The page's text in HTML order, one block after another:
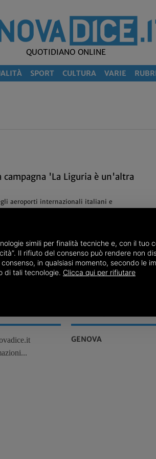
QUOTIDIANO ONLINE
SPORT CULTURA VARIE
campagna 'La Liguria è un'altra
aeroporti internazionali italiani e
Genova, Attualità
GENOVA
simili per finalità tecniche e, con il tuo
Il rifiuto del consenso può rendere non
in qualsiasi momento, secondo le
di tali tecnologie. Clicca qui per rifiutare